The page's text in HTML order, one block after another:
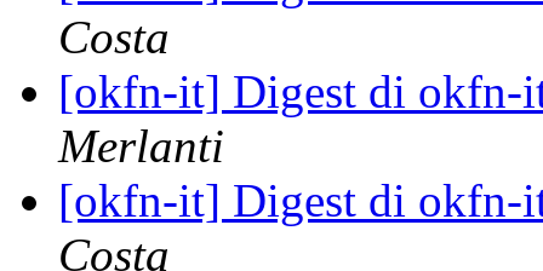
Costa
[okfn-it] Digest di okfn-
Merlanti
[okfn-it] Digest di okfn-
Costa